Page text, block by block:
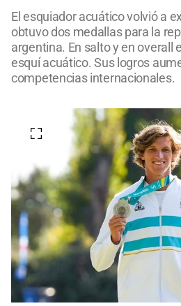
El esquiador acuático volvió a
obtuvo dos medallas para la
argentina. En salto y en overall
esquí acuático. Sus logros
competencias internacionales.